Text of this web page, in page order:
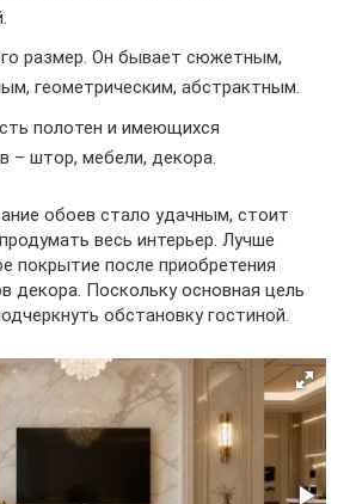
размер. Он бывает сюжетным,
геометрическим, абстрактным.
полотен и имеющихся
– штор, мебели, декора.
обоев стало удачным, стоит
весь интерьер. Лучше
покрытие после приобретения
декора. Поскольку основная цель
обстановку гостиной.